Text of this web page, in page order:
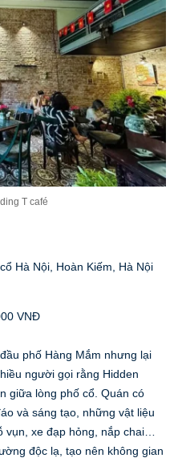
T café
Hà Nội, Hoàn Kiếm, Hà Nội
VNĐ
phố Hàng Mắm nhưng lại
người gọi rằng Hidden
giữa lòng phố cổ. Quán có
và sáng tạo, những vật liệu
vụn, xe đạp hỏng, nắp chai…
độc lạ, tạo nên không gian